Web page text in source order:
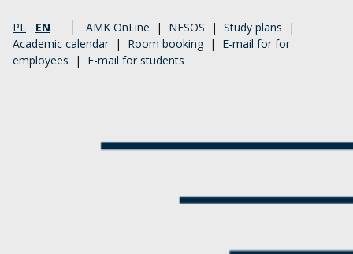
PL EN AMK OnLine | NESOS | Study plans |
Academic calendar | Room booking | E-mail for for
employees | E-mail for students